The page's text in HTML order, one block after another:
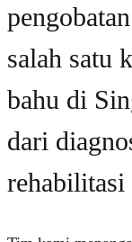
salah satu
bahu di
dari
rehabilitasi